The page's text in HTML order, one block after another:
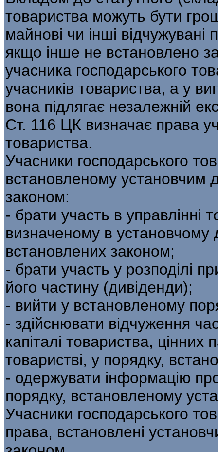
товариства можуть бути
майнові чи інші
якщо інше не встановлено
учасника господарського
учасників товариства, а у
вона підлягає незалежній
Ст. 116 ЦК визначає права
товариства.
Учасники господарського
встановленому установчим
законом:
- брати участь в управлінні
визначеному в установчому
встановлених законом;
- брати участь у розподілі
його частину (дивіденди);
- вийти у встановленому
- здійснювати відчуження
капіталі товариства,
товаристві, у порядку,
- одержувати інформацію
порядку, встановленому
Учасники господарського
права, встановлені